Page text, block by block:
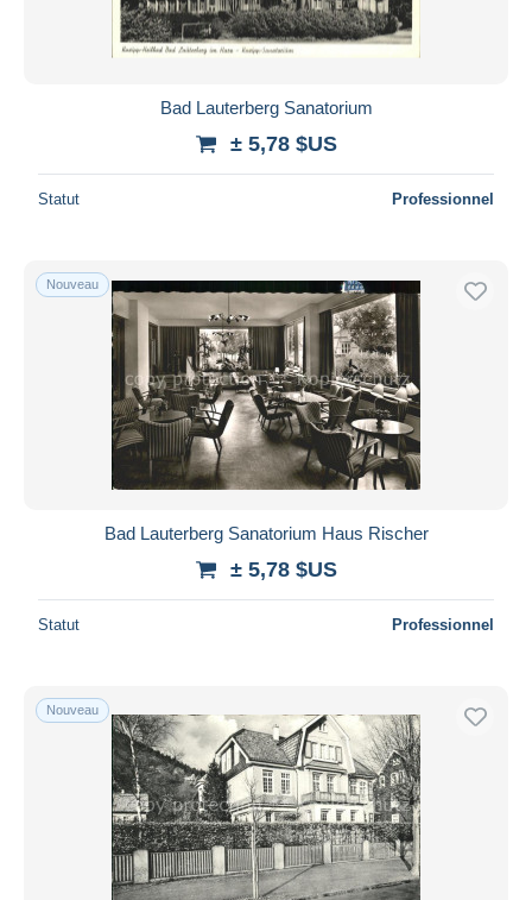
Bad Lauterberg Sanatorium
± 5,78 $US
Statut Professionnel
Nouveau
Bad Lauterberg Sanatorium Haus Rischer
± 5,78 $US
Statut Professionnel
Nouveau